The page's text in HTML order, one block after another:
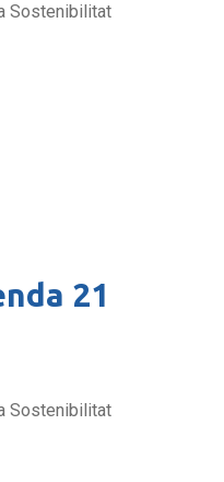
Sostenibilitat
21
Sostenibilitat